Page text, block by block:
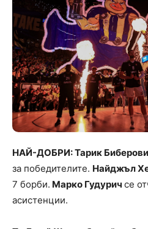
НАЙ-ДОБРИ: Тарик
за победителите. Найджъл
7 борби. Марко Гудурич се
асистенции.